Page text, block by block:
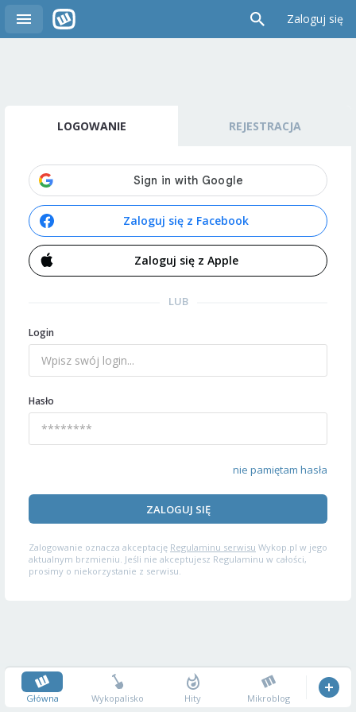
Zaloguj się
LOGOWANIE REJESTRACJA
Zaloguj się z Facebook
Zaloguj się z Apple
LUB
Login
Hasło
nie pamiętam hasła
ZALOGUJ SIĘ
Zalogowanie oznacza akceptację Regulaminu serwisu Wykop.pl w jego
aktualnym brzmieniu. Jeśli nie akceptujesz Regulaminu w całości,
prosimy o niekorzystanie z serwisu.
Główna Wykopalisko Hity Mikroblog